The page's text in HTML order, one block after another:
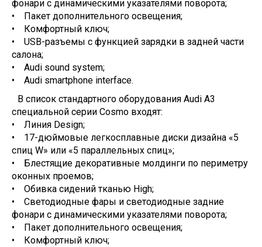
фонари с динамическими указателями поворота;
• Пакет дополнительного освещения;
• Комфортный ключ;
• USB-разъемы с функцией зарядки в задней части
салона;
• Audi sound system;
• Audi smartphone interface.
В список стандартного оборудования Audi A3
специальной серии Cosmo входят:
• Линия Design;
• 17-дюймовые легкосплавные диски дизайна «5
спиц W» или «5 параллельных спиц»;
• Блестящие декоративные молдинги по периметру
оконных проемов;
• Обивка сидений тканью High;
• Светодиодные фары и светодиодные задние
фонари с динамическими указателями поворота;
• Пакет дополнительного освещения;
• Комфортный ключ;